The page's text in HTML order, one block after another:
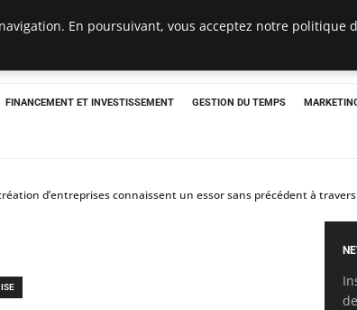
FINANCEMENT ET INVESTISSEMENT GESTION DU TEMPS
d’entreprises connaissent un essor sans précédent à
En poursuivant, vous acceptez notre politique